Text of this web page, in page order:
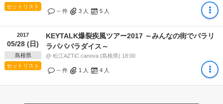
セットリスト
-- 件 3 人 5 人
2017
05/28 (日)
島根県
セットリスト
KEYTALK爆裂疾風ツアー2017 ～みんなの街でパラリ
ラパパパラダイス～
@ 松江AZTiC canova (島根県) 18:00
-- 件 1 人 4 人